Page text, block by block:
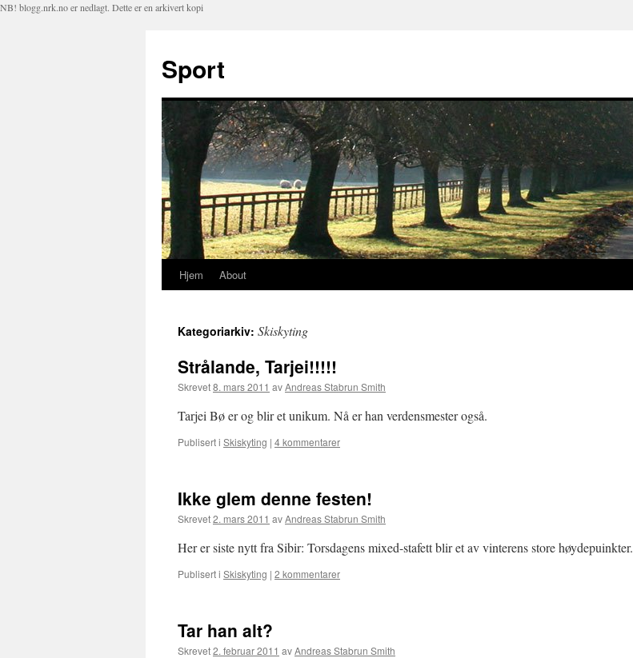
NB! blogg.nrk.no er nedlagt. Dette er en arkivert kopi
Sport
Hopp
innhold
Hjem About
Kategoriarkiv: Skiskyting
Strålande, Tarjei!!!!!
Skrevet8. mars 2011 avAndreas Stabrun Smith
Tarjei Bø er og blir et unikum. Nå er han verdensmester også.
Publisert i Skiskyting | 4 kommentarer
Ikke glem denne festen!
Skrevet2. mars 2011 avAndreas Stabrun Smith
Her er siste nytt fra Sibir: Torsdagens mixed-stafett blir et av vinterens store høydepuinkter.
Publisert i Skiskyting | 2 kommentarer
Tar han alt?
Skrevet2. februar 2011 avAndreas Stabrun Smith